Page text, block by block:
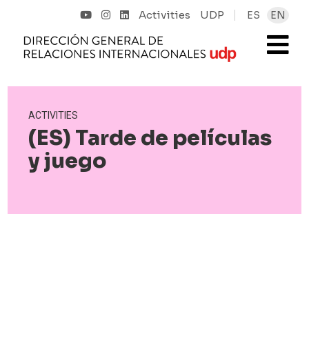
Activities UDP ES EN
ACTIVITIES
(ES) Tarde de películas
y juego